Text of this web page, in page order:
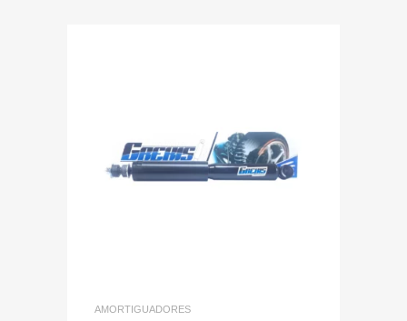
Add to Wishlist
Add to Compare
AMORTIGUADORES